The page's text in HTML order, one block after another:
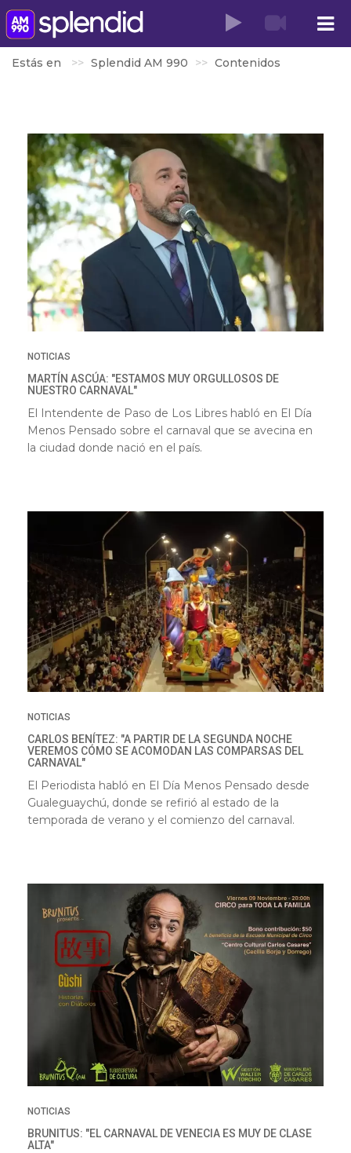
Estás en Splendid AM 990 Contenidos
NOTICIAS
MARTÍN ASCÚA: "ESTAMOS MUY ORGULLOSOS DE
NUESTRO CARNAVAL"
El Intendente de Paso de Los Libres habló en El Día
Menos Pensado sobre el carnaval que se avecina en
la ciudad donde nació en el país.
NOTICIAS
CARLOS BENÍTEZ: "A PARTIR DE LA SEGUNDA NOCHE
VEREMOS CÓMO SE ACOMODAN LAS COMPARSAS DEL
CARNAVAL"
El Periodista habló en El Día Menos Pensado desde
Gualeguaychú, donde se refirió al estado de la
temporada de verano y el comienzo del carnaval.
NOTICIAS
BRUNITUS: "EL CARNAVAL DE VENECIA ES MUY DE CLASE
ALTA"